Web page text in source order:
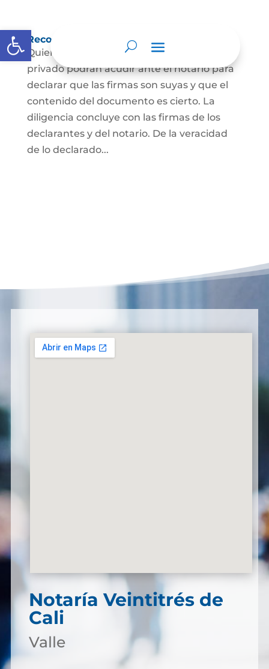
Abrir barra de herramientas
Reconocimiento de firma y contenido
Quienes hayan firmado un documento
privado podrán acudir ante el notario para
declarar que las firmas son suyas y que el
contenido del documento es cierto. La
diligencia concluye con las firmas de los
declarantes y del notario. De la veracidad
de lo declarado...
Notaría Veintitrés de
Cali
Valle